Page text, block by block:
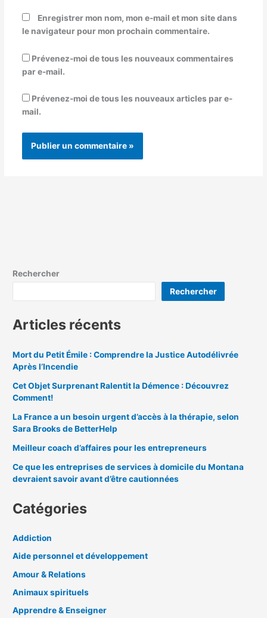
Enregistrer mon nom, mon e-mail et mon site dans
le navigateur pour mon prochain commentaire.
Prévenez-moi de tous les nouveaux commentaires
par e-mail.
Prévenez-moi de tous les nouveaux articles par e-
mail.
Rechercher
Rechercher
Articles récents
Mort du Petit Émile : Comprendre la Justice Autodélivrée
Après l’Incendie
Cet Objet Surprenant Ralentit la Démence : Découvrez
Comment!
La France a un besoin urgent d’accès à la thérapie, selon
Sara Brooks de BetterHelp
Meilleur coach d’affaires pour les entrepreneurs
Ce que les entreprises de services à domicile du Montana
devraient savoir avant d’être cautionnées
Catégories
Addiction
Aide personnel et développement
Amour & Relations
Animaux spirituels
Apprendre & Enseigner